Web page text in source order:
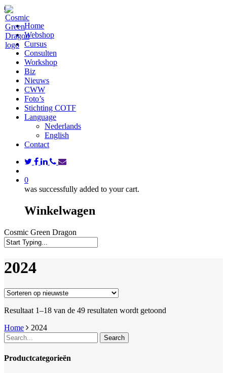
Skip
to
main
content
search
0
Menu
Home
Webshop
Cursus
Consulten
Workshop
Biz
Nieuws
CWW
Foto’s
Stichting COTF
Language
Nederlands
English
Contact
twitterfacebook
linkedin
phone
email
0
was successfully added to your cart.
Winkelwagen
Cosmic Green Dragon
Search
2024
Resultaat 1–18 van de 49 resultaten wordt getoond
Home 2024
Search
Productcategorieën